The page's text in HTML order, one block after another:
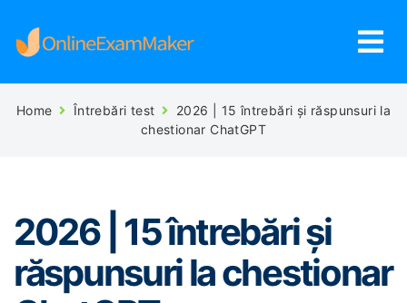
Home Întrebări test
2026 | 15 întrebări și răspunsuri la
chestionar ChatGPT
2026 | 15 întrebări și
răspunsuri la chestionar